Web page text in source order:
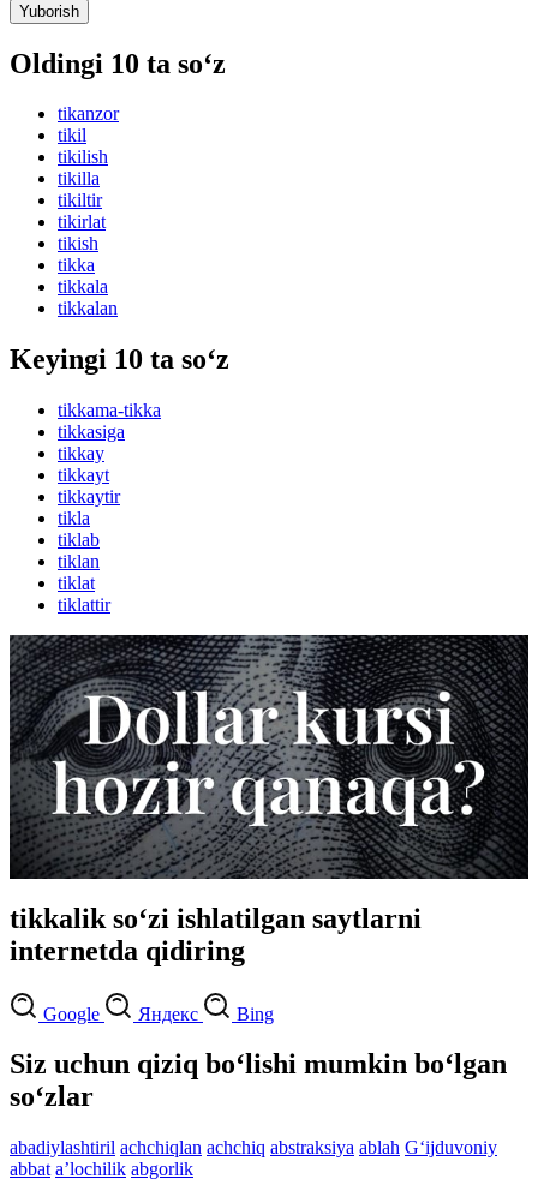
Yuborish
Oldingi 10 ta so‘z
tikanzor
tikil
tikilish
tikilla
tikiltir
tikirlat
tikish
tikka
tikkala
tikkalan
Keyingi 10 ta so‘z
tikkama-tikka
tikkasiga
tikkay
tikkayt
tikkaytir
tikla
tiklab
tiklan
tiklat
tiklattir
tikkalik so‘zi ishlatilgan saytlarni
internetda qidiring
Google Яндекс Bing
Siz uchun qiziq bo‘lishi mumkin bo‘lgan
so‘zlar
abadiylashtiril achchiqlan achchiq abstraksiya ablah G‘ijduvoniy
abbat aʼlochilik abgorlik